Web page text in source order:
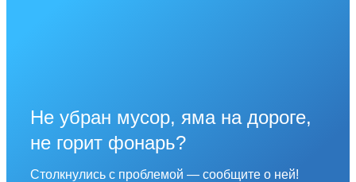
Не убран мусор, яма на дороге,
не горит фонарь?
Столкнулись с проблемой — сообщите о ней!